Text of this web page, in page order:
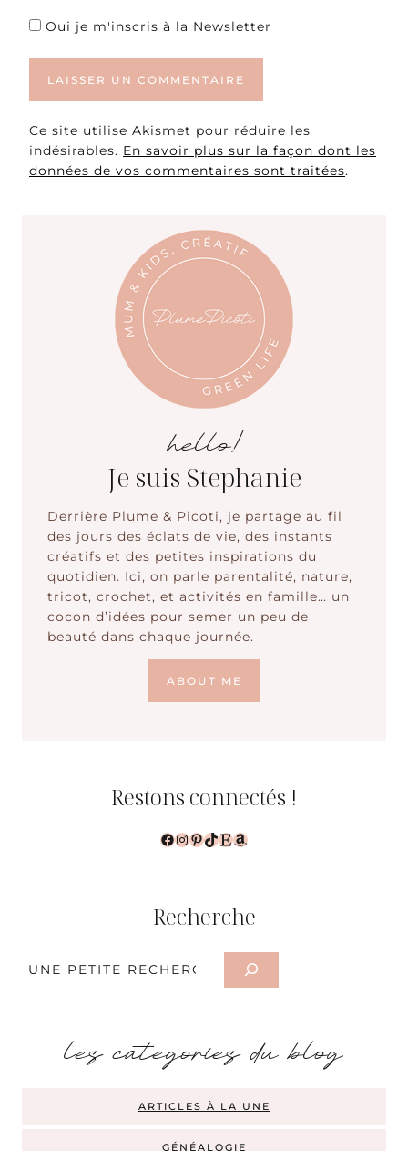
Oui je m'inscris à la Newsletter
Ce site utilise Akismet pour réduire les
indésirables. En savoir plus sur la façon dont les
données de vos commentaires sont traitées.
hello!
Je suis Stephanie
Derrière Plume & Picoti, je partage au fil
des jours des éclats de vie, des instants
créatifs et des petites inspirations du
quotidien. Ici, on parle parentalité, nature,
tricot, crochet, et activités en famille… un
cocon d’idées pour semer un peu de
beauté dans chaque journée.
ABOUT ME
Restons connectés !
Facebook
Instagram
Pinterest
TikTok
EtsyAmazon
Recherche
Rechercher
les categories du blog
ARTICLES À LA UNE
GÉNÉALOGIE